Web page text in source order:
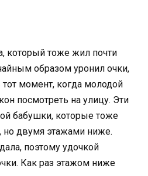
который тоже жил почти
образом уронил очки,
момент, когда молодой
посмотреть на улицу. Эти
бабушки, которые тоже
но двумя этажами ниже.
поэтому удочкой
Как раз этажом ниже